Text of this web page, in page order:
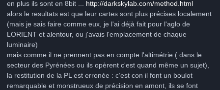
en plus ils sont en 8bit ... http://darkskylab.com/method.html
alors le resultats est que leur cartes sont plus précises localement
(mais je sais faire comme eux, je l'ai déjà fait pour l'aglo de
LORIENT et alentour, ou j'avais l'emplacement de chaque
luminaire)
mais comme il ne prennent pas en compte l'altimétrie ( dans le
secteur des Pyrénées ou ils opèrent c'est quand même un sujet),
la restitution de la PL est erronée : c’est con il font un boulot
remarquable et monstrueux de précision en amont, ils se font